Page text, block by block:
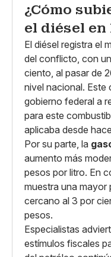
¿Cómo
el diésel en
El diésel registra el
del conflicto, con
ciento, al pasar de
nivel nacional. Este
gobierno federal a
para este
aplicaba desde
Por su parte, la
aumento más
pesos por litro. En
muestra una mayor
cercano al 3 por
pesos.
Especialistas
estímulos fiscales